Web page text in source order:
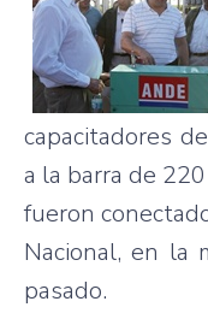
capacitadores
a la barra de
fueron
Nacional, en la
pasado.